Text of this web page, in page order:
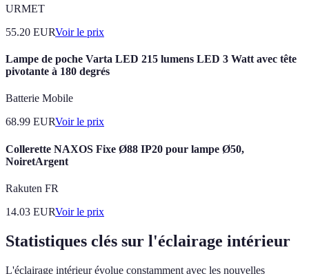
URMET
55.20 EURVoir le prix
Lampe de poche Varta LED 215 lumens LED 3 Watt avec tête
pivotante à 180 degrés
Batterie Mobile
68.99 EURVoir le prix
Collerette NAXOS Fixe Ø88 IP20 pour lampe Ø50,
NoiretArgent
Rakuten FR
14.03 EURVoir le prix
Statistiques clés sur l'éclairage intérieur
L'éclairage intérieur évolue constamment avec les nouvelles